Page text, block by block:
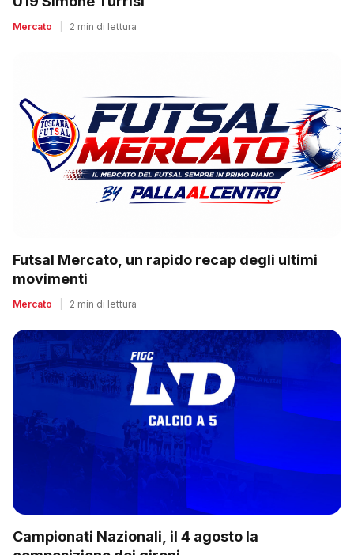
Mercato 2 min di lettura
Futsal Mercato, un rapido recap degli ultimi
movimenti
Mercato 2 min di lettura
Campionati Nazionali, il 4 agosto la